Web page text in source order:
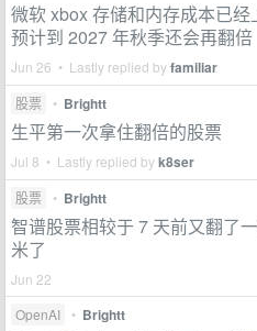
微软 xbox 存储和内存成本已经
预计到 2027 年秋季还会再翻倍
Jun 26 • Lastly replied byfamiliar
股票 • Brightt
生平第一次拿住翻倍的股票
Jul 8 • Lastly replied byk8ser
股票 • Brightt
智谱股票相较于 7 天前又翻了
米了
Jun 22
OpenAI
• Brightt